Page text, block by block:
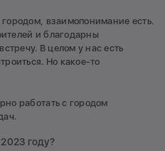
взаимопонимание есть.
и благодарны
В целом у нас есть
Но какое-то
работать с городом
году?